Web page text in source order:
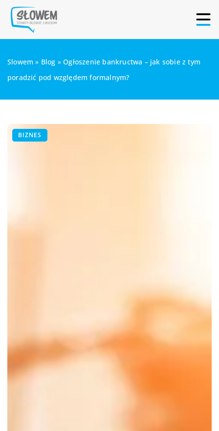
Slowem » Blog »Ogłoszenie bankructwa – jak sobie z tym
poradzić pod względem formalnym?
BIZNES